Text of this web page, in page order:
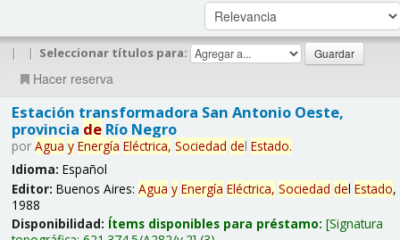
| | Seleccionar títulos para:
Hacer reserva
Estación transformadora San Antonio Oeste,
provincia deRío Negro
por Agua y Energía Eléctrica, Sociedad del Estado.
Idioma: Español
Editor: Buenos Aires: Agua y Energía Eléctrica, Sociedad del Estado,
1988
Disponibilidad: Ítems disponibles para préstamo: Signatura